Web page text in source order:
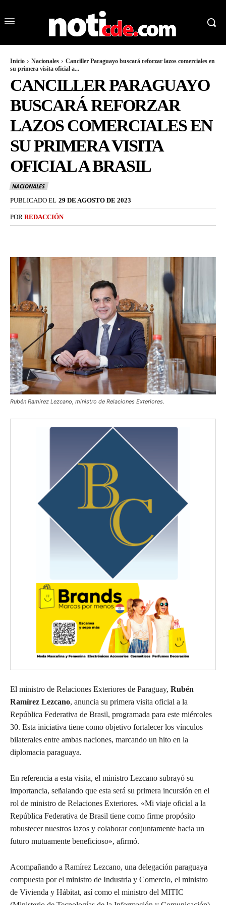
Inicio Nacionales
Canciller Paraguayo buscará reforzar lazos comerciales en
su primera visita oficial a...
CANCILLER PARAGUAYO
BUSCARÁ REFORZAR
LAZOS COMERCIALES EN
SU PRIMERA VISITA
OFICIAL A BRASIL
NACIONALES
PUBLICADO EL 29 DE AGOSTO DE 2023
POR REDACCIÓN
Rubén Ramirez Lezcano, ministro de Relaciones Exteriores.
El ministro de Relaciones Exteriores de Paraguay, Rubén
Ramírez Lezcano, anuncia su primera visita oficial a la
República Federativa de Brasil, programada para este miércoles
30. Esta iniciativa tiene como objetivo fortalecer los vínculos
bilaterales entre ambas naciones, marcando un hito en la
diplomacia paraguaya.
En referencia a esta visita, el ministro Lezcano subrayó su
importancia, señalando que esta será su primera incursión en el
rol de ministro de Relaciones Exteriores. «Mi viaje oficial a la
República Federativa de Brasil tiene como firme propósito
robustecer nuestros lazos y colaborar conjuntamente hacia un
futuro mutuamente beneficioso», afirmó.
Acompañando a Ramírez Lezcano, una delegación paraguaya
compuesta por el ministro de Industria y Comercio, el ministro
de Vivienda y Hábitat, así como el ministro del MITIC